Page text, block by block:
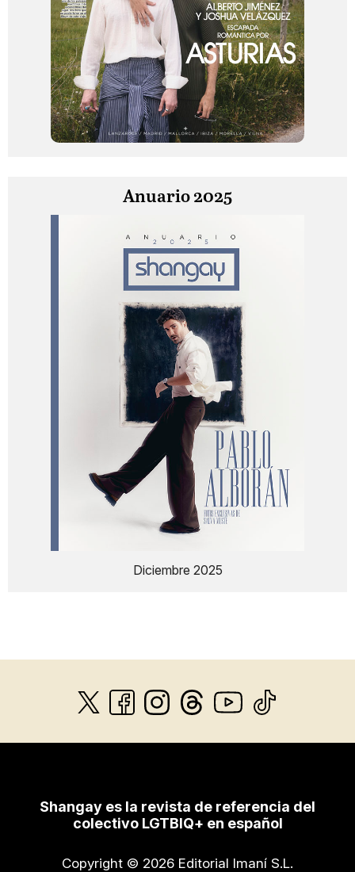
Anuario 2025
Diciembre 2025
Shangay es la revista de referencia del
colectivo LGTBIQ+ en español
Copyright © 2026 Editorial Imaní S.L.